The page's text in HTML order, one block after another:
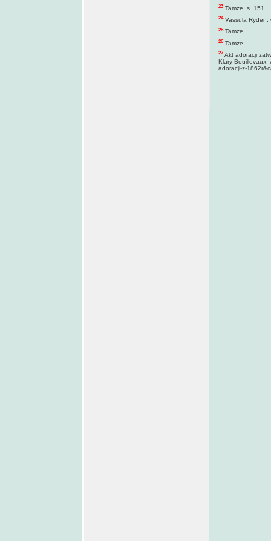
23 Tamże, s. 151.
24Vassula Ryden,
25Tamże.
26 Tamże.
27 Akt adoracji
Klary Bouillevaux,
adoracji-z-